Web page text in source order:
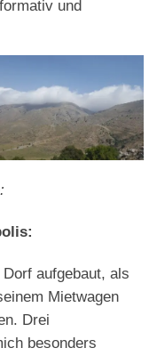
und
aufgebaut, als
Mietwagen
Drei
besonders